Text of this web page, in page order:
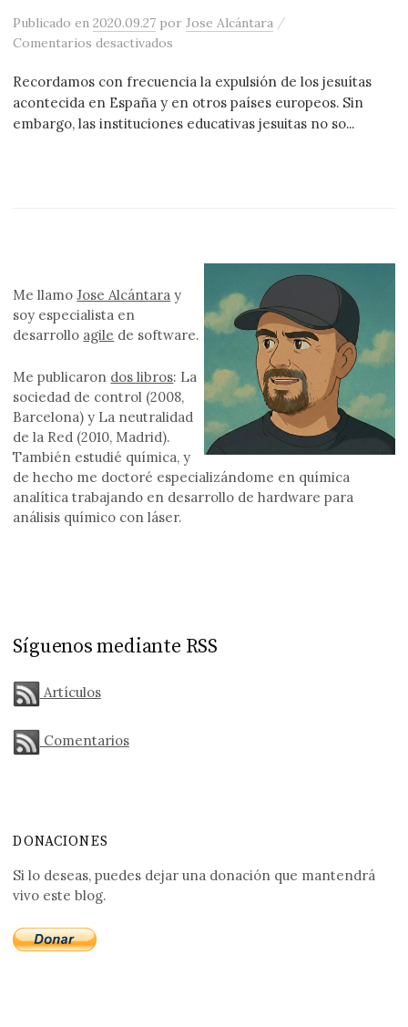
Publicadoen2020.09.27 porJose Alcántara /
Comentarios desactivados
Recordamos con frecuencia la expulsión de los jesuítas
acontecida en España y en otros países europeos. Sin
embargo, las instituciones educativas jesuitas no so...
Me llamoJose Alcántara y
soy especialista en
desarrollo agile de software.
Me publicaron dos libros: La
sociedad de control (2008,
Barcelona) y La neutralidad
de la Red (2010, Madrid).
También estudié química, y
de hecho me doctoré especializándome en química
analítica trabajando en desarrollo de hardware para
análisis químico con láser.
Síguenos mediante RSS
Artículos
Comentarios
DONACIONES
Si lo deseas, puedes dejar una donación que mantendrá
vivo este blog.